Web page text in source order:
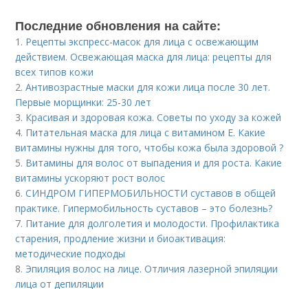
Последние обновления на сайте:
1. Рецепты экспресс-масок для лица с освежающим
действием. Освежающая маска для лица: рецепты для
всех типов кожи
2.Антивозрастные маски для кожи лица после 30 лет.
Первые морщинки: 25-30 лет
3. Красивая и здоровая кожа. Советы по уходу за кожей
4. Питательная маска для лица с витамином Е. Какие
витамины нужны для того, чтобы кожа была здоровой ?
5. Витамины для волос от выпадения и для роста. Какие
витамины ускоряют рост волос
6.СИНДРОМ ГИПЕРМОБИЛЬНОСТИ суставов в общей
практике. Гипермобильность суставов – это болезнь?
7. Питание для долголетия и молодости. Профилактика
старения, продление жизни и биоактивация:
методические подходы
8. Эпиляция волос на лице. Отличия лазерной эпиляции
лица от депиляции